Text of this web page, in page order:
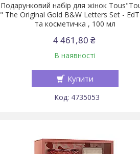
Подарунковий набір для жінок
" The Original Gold B&W Letters Set - EdT
та косметичка , 100 мл
4 461,80 ₴
В наявності
Купити
4735053